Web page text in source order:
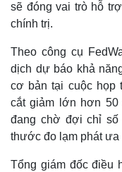
sẽ đóng vai trò hỗ
chính trị.
Theo công cụ
dịch dự báo khả
cơ bản tại cuộc họp
cắt giảm lớn hơn
đang chờ đợi chỉ số
thước đo lạm phát ưa
Tổng giám đốc điều